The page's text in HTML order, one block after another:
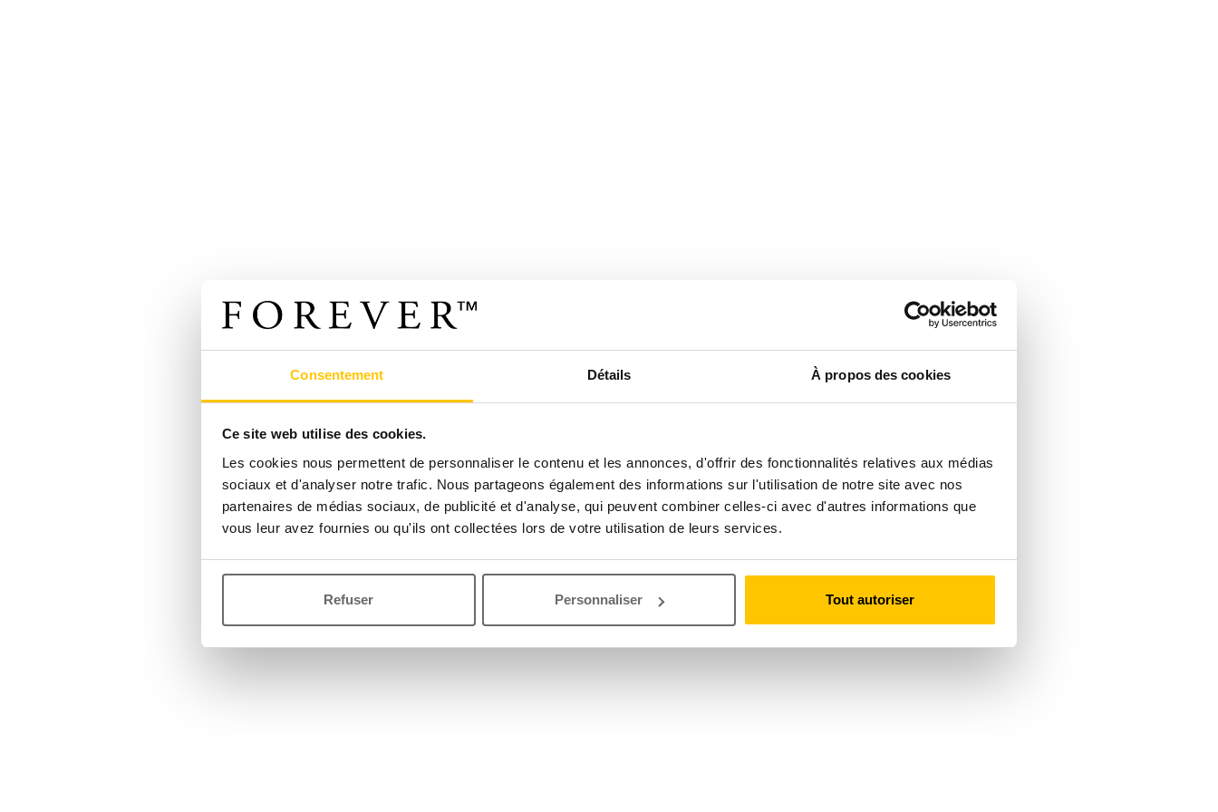
Consentement Détails À propos des cookies
Ce site web utilise des cookies.
Les cookies nous permettent de personnaliser le contenu et les annonces, d'offrir des fonctionnalités relatives aux médias
sociaux et d'analyser notre trafic. Nous partageons également des informations sur l'utilisation de notre site avec nos
partenaires de médias sociaux, de publicité et d'analyse, qui peuvent combiner celles-ci avec d'autres informations que
vous leur avez fournies ou qu'ils ont collectées lors de votre utilisation de leurs services.
Refuser Personnaliser Tout autoriser